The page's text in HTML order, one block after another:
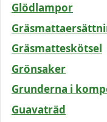
Glödlampor
Gräsmatteskötsel
Grönsaker
Grunderna i
Guavaträd